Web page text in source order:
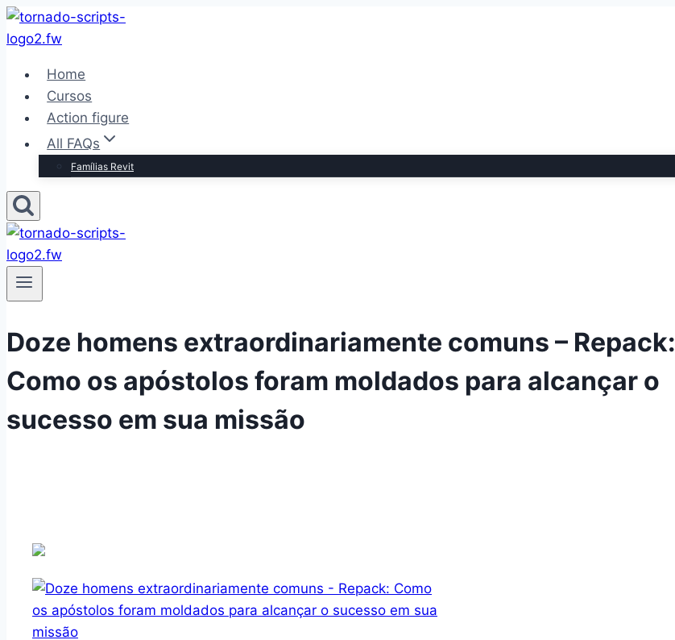
Pular
para
Conteúdo
Home
Cursos
Action figure
All FAQs
Famílias Revit
Doze homens extraordinariamente comuns – Repack:
Como os apóstolos foram moldados para alcançar o
sucesso em sua missão